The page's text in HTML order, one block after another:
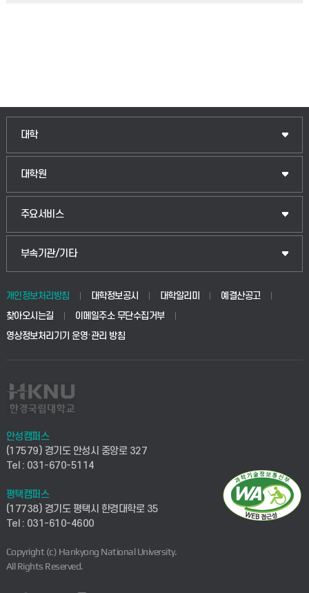
대학
대학원
주요서비스
부속기관/기타
개인정보처리방침 대학정보공시 대학알리미
예결산공고
찾아오시는길
이메일주소 무단수집거부
영상정보처리기기 운영·관리 방침
안성캠퍼스
(17579) 경기도 안성시 중앙로 327
Tel : 031-670-5114
평택캠퍼스
(17738) 경기도 평택시 한경대학로 35
Tel : 031-610-4600
Copyright (c) Hankyong National University.
All Rights Reserved.